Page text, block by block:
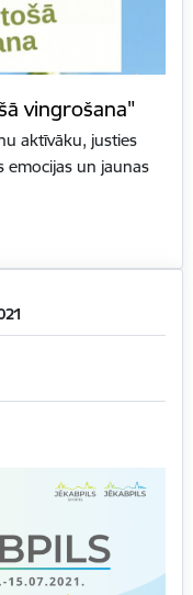
vingrošana"
aktīvāku, justies
emocijas un jaunas